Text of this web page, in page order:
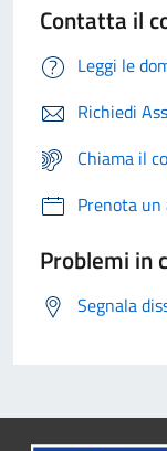
Contatta il
Leggi le
Richiedi
Chiama il
Prenota
Problemi in
Segnala